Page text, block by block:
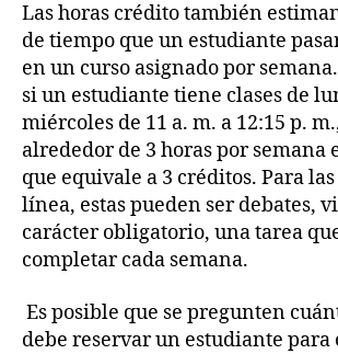
Las horas crédito también
de tiempo que un estudiante
en un curso asignado por
si un estudiante tiene clases de
miércoles de 11 a. m. a 12:15 p.
alrededor de 3 horas por semana
que equivale a 3 créditos. Para
línea, estas pueden ser debates,
carácter obligatorio, una tarea
completar cada semana.
Es posible que se pregunten
debe reservar un estudiante para